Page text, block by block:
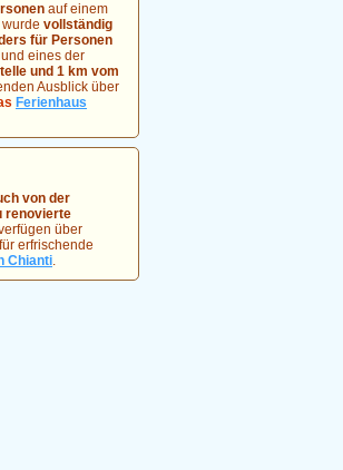
auf einem
vollständig
für Personen
eines der
und 1 km vom
Ausblick über
Ferienhaus
von der
renovierte
über
erfrischende
Chianti.